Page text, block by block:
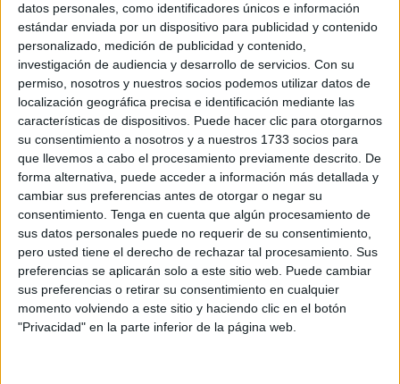
datos personales, como identificadores únicos e información
estándar enviada por un dispositivo para publicidad y contenido
personalizado, medición de publicidad y contenido,
investigación de audiencia y desarrollo de servicios. Con su
permiso, nosotros y nuestros socios podemos utilizar datos de
localización geográfica precisa e identificación mediante las
características de dispositivos. Puede hacer clic para otorgarnos
su consentimiento a nosotros y a nuestros 1733 socios para
que llevemos a cabo el procesamiento previamente descrito. De
forma alternativa, puede acceder a información más detallada y
cambiar sus preferencias antes de otorgar o negar su
consentimiento. Tenga en cuenta que algún procesamiento de
sus datos personales puede no requerir de su consentimiento,
pero usted tiene el derecho de rechazar tal procesamiento. Sus
preferencias se aplicarán solo a este sitio web. Puede cambiar
sus preferencias o retirar su consentimiento en cualquier
momento volviendo a este sitio y haciendo clic en el botón
"Privacidad" en la parte inferior de la página web.
Continúa el caso abierto con el suceso ocurrido el pasado
mes de febrero en el que dos guardias civiles perdieron
la vida tras ser embestidospor unanarcolanchay es
que este miércoles laAudiencia Provincial de Cádiz
resolverá sobre los recursos de apelación presentados por
la defensa de los seis detenidos, uno de ellos de Ceuta.
En este sentido, el próximo 3 de abril se llevará a cabo la
vista para dar a conocer si aceptan las alegaciones
presentadas por los abogados o, por el contrario, mantiene
enprisióna estos sospechosos de arrollar a los dos
miembros de laBeneméritacon su embarcación.
Como principal argumento, la defensa presenta que, si
bien sus representados sí se encontraban en una